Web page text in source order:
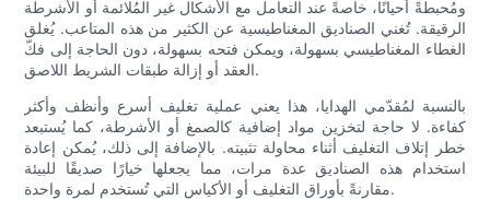
ومُحبطةً أحيانًا، خاصةً عند التعامل مع الأشكال غير المُلائمة أو الأشرطة
الرقيقة. تُغني الصناديق المغناطيسية عن الكثير من هذه المتاعب. يُغلق
الغطاء المغناطيسي بسهولة، ويمكن فتحه بسهولة، دون الحاجة إلى فكّ
العقد أو إزالة طبقات الشريط اللاصق.
بالنسبة لمُقدّمي الهدايا، هذا يعني عملية تغليف أسرع وأنظف وأكثر
كفاءة. لا حاجة لتخزين مواد إضافية كالصمغ أو الأشرطة، كما يُستبعد
خطر إتلاف التغليف أثناء محاولة تثبيته. بالإضافة إلى ذلك، يُمكن إعادة
استخدام هذه الصناديق عدة مرات، مما يجعلها خيارًا صديقًا للبيئة
مقارنةً بأوراق التغليف أو الأكياس التي تُستخدم لمرة واحدة.